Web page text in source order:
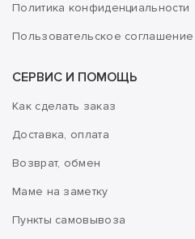
Политика конфиденциальности
Пользовательское соглашение
СЕРВИС И ПОМОЩЬ
Как сделать заказ
Доставка, оплата
Возврат, обмен
Маме на заметку
Пункты самовывоза